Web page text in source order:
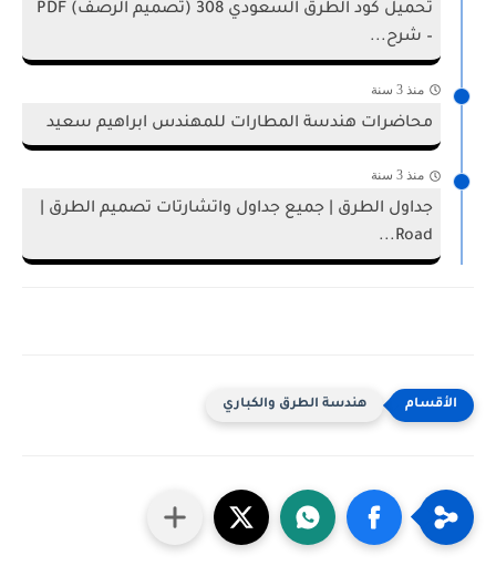
تحميل كود الطرق السعودي 308 (تصميم الرصف) PDF
– شرح...
منذ 3 سنة
محاضرات هندسة المطارات للمهندس ابراهيم سعيد
منذ 3 سنة
جداول الطرق | جميع جداول واتشارتات تصميم الطرق |
Road...
هندسة الطرق والكباري